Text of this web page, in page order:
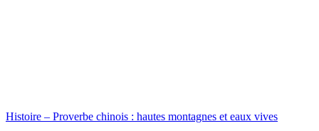
Histoire – Proverbe chinois : hautes montagnes et eaux vives